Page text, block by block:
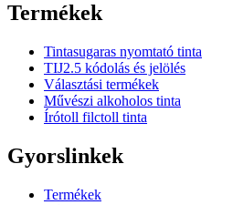
Termékek
Tintasugaras nyomtató tinta
TIJ2.5 kódolás és jelölés
Választási termékek
Művészi alkoholos tinta
Írótoll filctoll tinta
Gyorslinkek
Termékek